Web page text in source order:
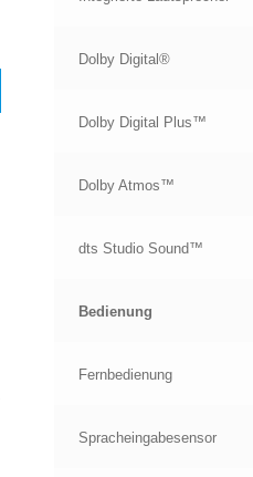
Dolby Digital®
Dolby Digital Plus™
Dolby Atmos™
dts Studio Sound™
Bedienung
Fernbedienung
Spracheingabesensor